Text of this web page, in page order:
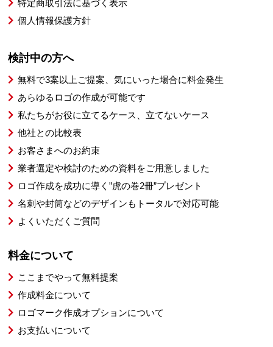
特定商取引法に基づく表示
個人情報保護方針
検討中の方へ
無料で3案以上ご提案、気にいった場合に料金発生
あらゆるロゴの作成が可能です
私たちがお役に立てるケース、立てないケース
他社との比較表
お客さまへのお約束
業者選定や検討のための資料をご用意しました
ロゴ作成を成功に導く”虎の巻2冊”プレゼント
名刺や封筒などのデザインもトータルで対応可能
よくいただくご質問
料金について
ここまでやって無料提案
作成料金について
ロゴマーク作成オプションについて
お支払いについて